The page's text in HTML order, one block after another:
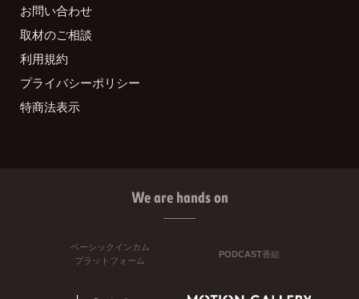
お問い合わせ
取材のご相談
利用規約
プライバシーポリシー
特商法表示
We are hands on
ベーシックインカム
プラットフォーム
PODCAST番組